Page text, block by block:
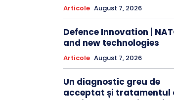
Articole August 7, 2026
Defence Innovation |
and new technologies
Articole August 7, 2026
Un diagnostic greu de
acceptat și tratamentul